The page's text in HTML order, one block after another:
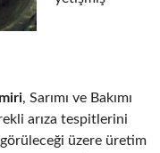
, Sarımı ve Bakımı
arıza tespitlerini
üzere üretim